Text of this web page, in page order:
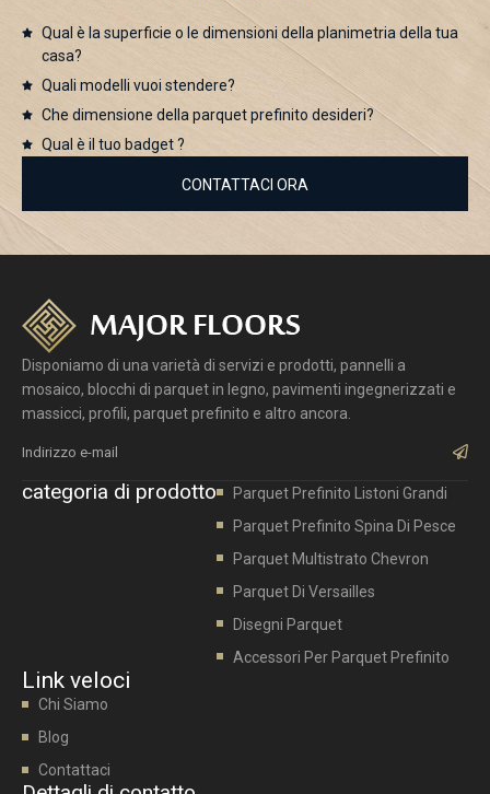
Qual è la superficie o le dimensioni della planimetria della tua
casa?
Quali modelli vuoi stendere?
Che dimensione della parquet prefinito desideri?
Qual è il tuo badget ?
CONTATTACI ORA
Disponiamo di una varietà di servizi e prodotti, pannelli a
mosaico, blocchi di parquet in legno, pavimenti ingegnerizzati e
massicci, profili, parquet prefinito e altro ancora.
categoria di prodotto
Parquet Prefinito Listoni Grandi
Parquet Prefinito Spina Di Pesce
Parquet Multistrato Chevron
Parquet Di Versailles
Disegni Parquet
Accessori Per Parquet Prefinito
Link veloci
Chi Siamo
Blog
Contattaci